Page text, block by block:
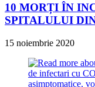
10 MORȚI ÎN
SPITALULUI
15 noiembrie 2020